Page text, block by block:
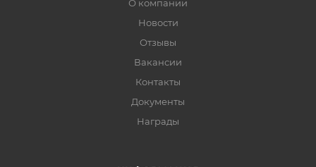
О компании
Новости
Отзывы
Вакансии
Контакты
Документы
Награды